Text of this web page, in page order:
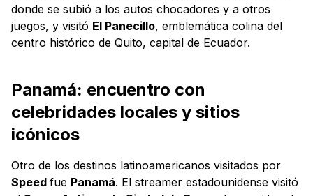
donde se subió a los autos chocadores y a otros
juegos, y visitó El Panecillo, emblemática colina del
centro histórico de Quito, capital de Ecuador.
Panamá: encuentro con
celebridades locales y sitios
icónicos
Otro de los destinos latinoamericanos visitados por
Speed fue Panamá. El streamer estadounidense visitó